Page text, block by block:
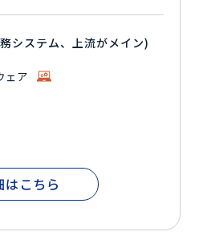
システム、上流がメイン)
ェア
はこちら